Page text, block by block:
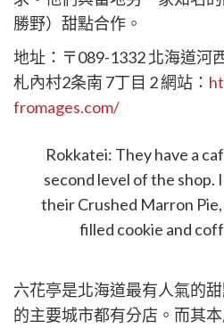
勝野）甜點合作。
地址：〒089-1332 北海道河
札內村2条南 7丁目 2 網站：
fromages.com/
六花亭 帶廣本店
Rokkatei: They have a
second level of the shop.
their Crushed Marron Pie,
filled cookie and
六花亭是北海道最有人氣的
的主要城市都有分店。而其